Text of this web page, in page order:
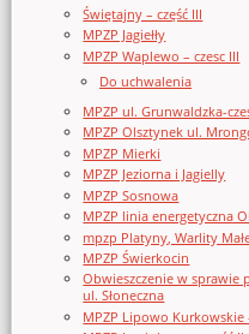
Świętajny – część III
MPZP Jagiełły
MPZP Waplewo – czesc III
Do uchwalenia
MPZP ul. Grunwaldzka-
MPZP Olsztynek ul.
MPZP Mierki
MPZP Jeziorna i Jagielly
MPZP Sosnowa
MPZP linia energetyczna
mpzp Platyny, Warlity
MPZP Świerkocin
Obwieszczenie w sprawie
ul. Słoneczna
MPZP Lipowo Kurkowskie